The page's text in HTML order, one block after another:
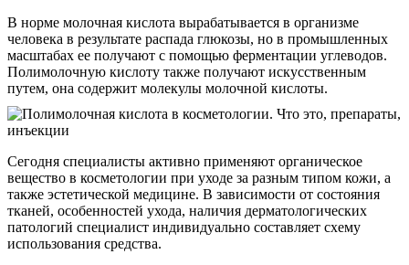
В норме молочная кислота вырабатывается в организме
человека в результате распада глюкозы, но в промышленных
масштабах ее получают с помощью ферментации углеводов.
Полимолочную кислоту также получают искусственным
путем, она содержит молекулы молочной кислоты.
Сегодня специалисты активно применяют органическое
вещество в косметологии при уходе за разным типом кожи, а
также эстетической медицине. В зависимости от состояния
тканей, особенностей ухода, наличия дерматологических
патологий специалист индивидуально составляет схему
использования средства.